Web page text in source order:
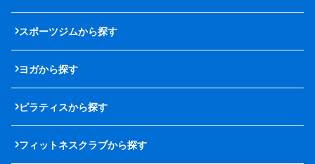
スポーツジムから探す
ヨガから探す
ピラティスから探す
フィットネスクラブから探す